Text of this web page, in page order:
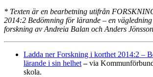
* Texten är en bearbetning utifrån
2014:2 Bedömning för lärande – en
forskning av Andreia Balan och Anders
Ladda ner Forskning i korthet 2014:2 –
lärande i sin helhet –via
skola.